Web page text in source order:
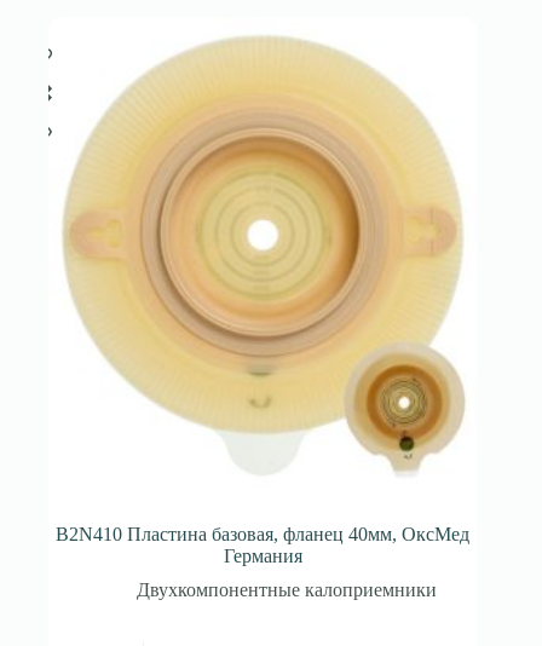
B2N410 Пластина базовая, фланец 40мм, ОксМед
Германия
Двухкомпонентные калоприемники